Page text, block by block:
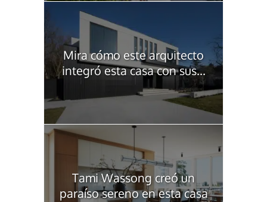
Mira cómo este arquitecto
integró esta casa con sus...
Tami Wassong creó un
paraíso sereno en esta casa